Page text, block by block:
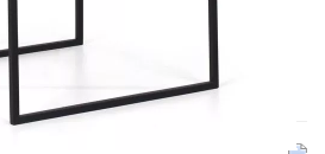
(Auf Wünsch kann die Platte auch
14x14 mm